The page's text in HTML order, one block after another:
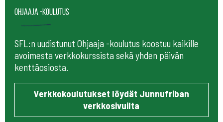
Ohjaaja -koulutus
SFL:n uudistunut Ohjaaja -koulutus koostuu kaikille
avoimesta verkkokurssista sekä yhden päivän
kenttäosiosta.
Verkkokoulutukset löydät Junnufriban
verkkosivuilta